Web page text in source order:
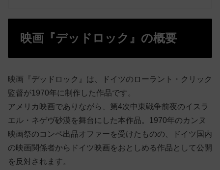
映画『デッドロック』の概要
映画『デッドロック』は、ドイツのローラント・クリック
監督が1970年に制作した作品です。
アメリカ映画でありながら、第4次中東戦争前夜のイスラ
エル・ネゲヴ砂漠を舞台にした本作品。1970年のカンヌ
映画祭のコンペ出品オファーを受けたものの、ドイツ国内
の映画関係者からドイツ映画をおとしめる作品として公開
を反対されます。